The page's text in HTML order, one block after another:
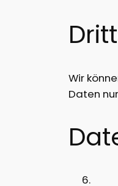
Wir
Daten